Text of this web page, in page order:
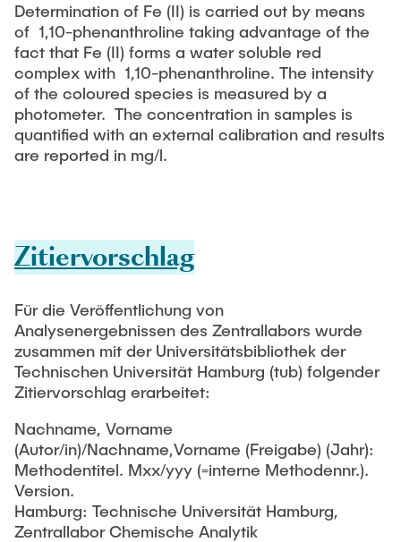
Determination of Fe (II) is carried out by means
of 1,10-phenanthroline taking advantage of the
fact that Fe (II) forms a water soluble red
complex with 1,10-phenanthroline. The intensity
of the coloured species is measured by a
photometer. The concentration in samples is
quantified with an external calibration and results
are reported in mg/l.
Zitiervorschlag
Für die Veröffentlichung von
Analysenergebnissen des Zentrallabors wurde
zusammen mit der Universitätsbibliothek der
Technischen Universität Hamburg (tub) folgender
Zitiervorschlag erarbeitet:
Nachname, Vorname
(Autor/in)/Nachname,Vorname (Freigabe) (Jahr):
Methodentitel. Mxx/yyy (=interne Methodennr.).
Version.
Hamburg: Technische Universität Hamburg,
Zentrallabor Chemische Analytik